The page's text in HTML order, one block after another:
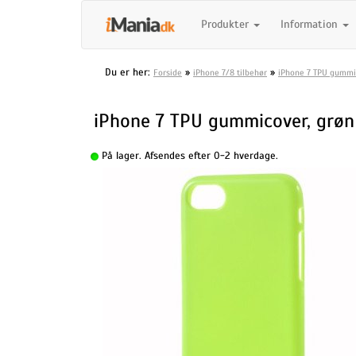
Produkter Information
Du er her: Forside » iPhone 7/8 tilbehør » iPhone 7 TPU
iPhone 7 TPU gummicover, grøn
På lager. Afsendes efter 0-2 hverdage.